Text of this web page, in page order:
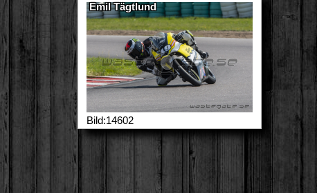
Emil Tägtlund
Bild:14602